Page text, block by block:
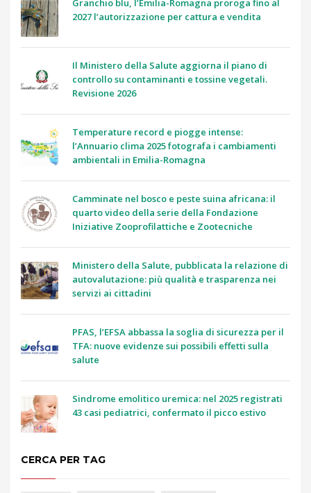
Granchio blu, l’Emilia-Romagna proroga fino al
2027 l’autorizzazione per cattura e vendita
Il Ministero della Salute aggiorna il piano di
controllo su contaminanti e tossine vegetali.
Revisione 2026
Temperature record e piogge intense:
l’Annuario clima 2025 fotografa i cambiamenti
ambientali in Emilia-Romagna
Camminate nel bosco e peste suina africana: il
quarto video della serie della Fondazione
Iniziative Zooprofilattiche e Zootecniche
Ministero della Salute, pubblicata la relazione di
autovalutazione: più qualità e trasparenza nei
servizi ai cittadini
PFAS, l’EFSA abbassa la soglia di sicurezza per il
TFA: nuove evidenze sui possibili effetti sulla
salute
Sindrome emolitico uremica: nel 2025 registrati
43 casi pediatrici, confermato il picco estivo
CERCA PER TAG